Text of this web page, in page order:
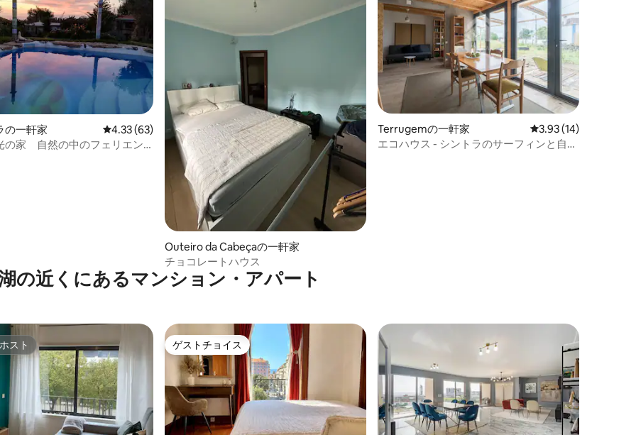
つ星の平均評価
の一軒家
レビュー63件、5つ星中4.33つ星の平均評価
4.33 (63)
の家 自然の中のフェリエン
Outeiro da Cabeçaの一軒家
チョコレートハウス
Terrugemの一軒家 レビュー14件、5つ
3.93 (14)
エコハウス - シントラのサーフィンと自然
の近くにあるマンション・アパート
スト
スト ゲストチョイス
ゲストチョイス